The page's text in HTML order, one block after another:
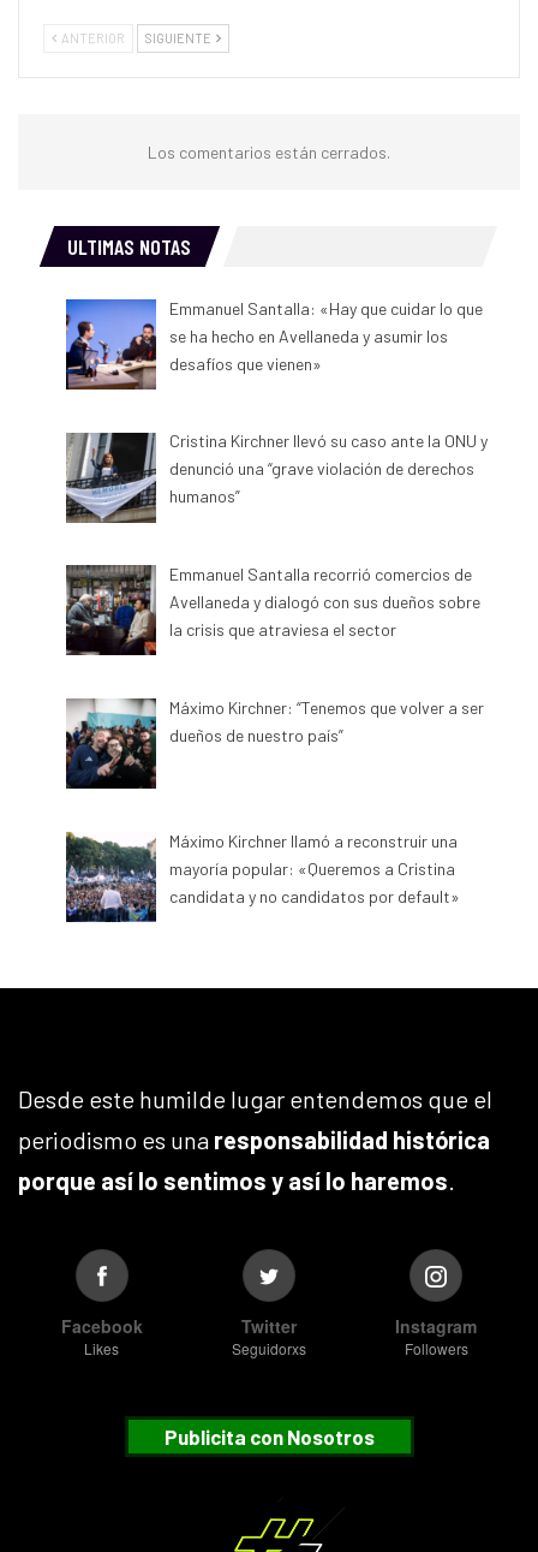
ANTERIOR SIGUIENTE
Los comentarios están cerrados.
ULTIMAS NOTAS
Emmanuel Santalla: «Hay que cuidar lo que
se ha hecho en Avellaneda y asumir los
desafíos que vienen»
Cristina Kirchner llevó su caso ante la ONU y
denunció una “grave violación de derechos
humanos”
Emmanuel Santalla recorrió comercios de
Avellaneda y dialogó con sus dueños sobre
la crisis que atraviesa el sector
Máximo Kirchner: “Tenemos que volver a ser
dueños de nuestro país”
Máximo Kirchner llamó a reconstruir una
mayoría popular: «Queremos a Cristina
candidata y no candidatos por default»
Desde este humilde lugar entendemos que el
periodismo es una responsabilidad histórica
porque así lo sentimos y así lo haremos.
Facebook
Likes
Twitter
Seguidorxs
Instagram
Followers
Publicita con Nosotros